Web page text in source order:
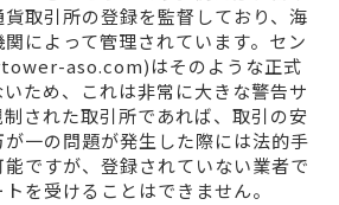
取引所の登録を監督しており、海
によって管理されています。セン
aso.com)はそのような正式
ため、これは非常に大きな警告サ
された取引所であれば、取引の安
一の問題が発生した際には法的手
ですが、登録されていない業者で
を受けることはできません。